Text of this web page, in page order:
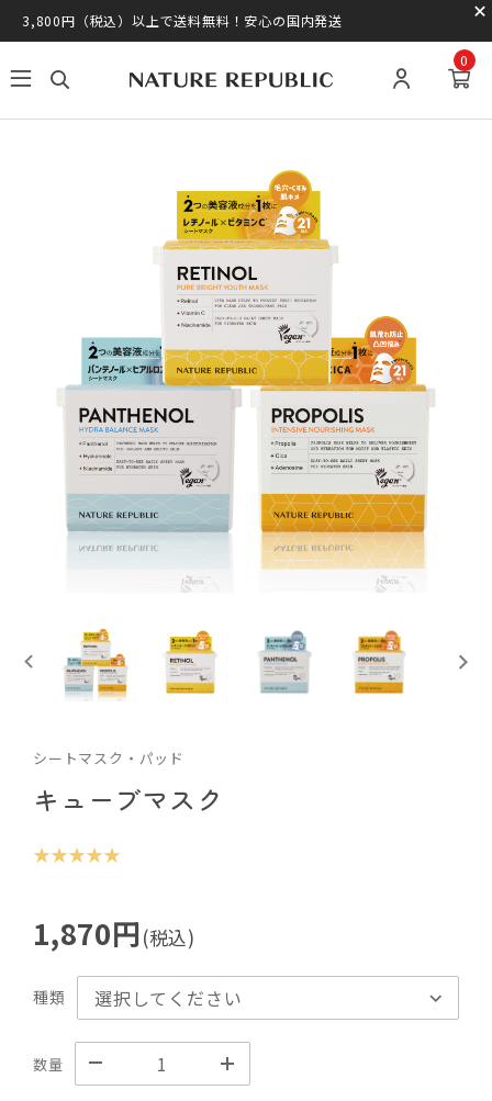
3,800円（税込）以上で送料無料！安心の国内発送
0
シートマスク・パッド
キューブマスク
★ ★ ★ ★ ★
1,870円 (税込)
種類
数量